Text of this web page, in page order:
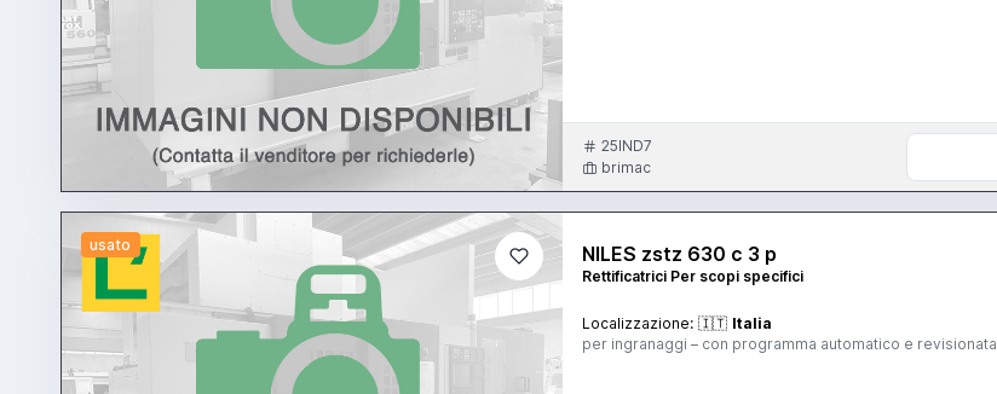
25IND7
brimac
usato NILES zstz 630 c 3 p
Rettificatrici Per scopi specifici
Localizzazione: 🇮🇹 Italia
per ingranaggi – con programma automatico e revisionata